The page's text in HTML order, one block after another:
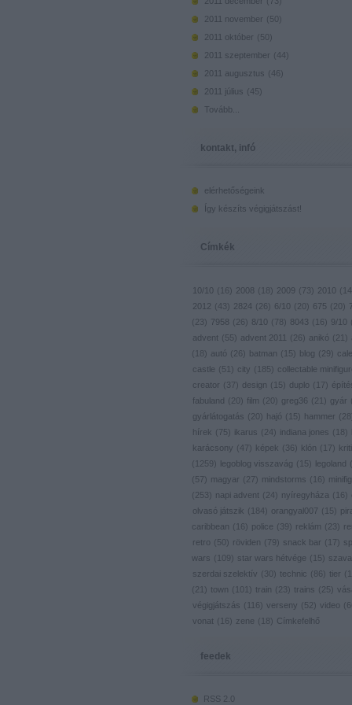
2011 november ( 50)
2011 október ( 50)
2011 szeptember ( 44)
2011 augusztus ( 46 )
2011 július ( 45)
Tovább
kontakt, infó
elérhetőségeink
Így készíts végigjátszást!
Címkék
10/10 ( 16 ) 2008 ( 18 ) 2009 ( 73) 2010 (
2012 ( 43) 2824 ( 26 ) 6/10 ( 20) 675 ( 20)
( 23) 7958 ( 26 ) 8/10 ( 78 ) 8043 ( 16 ) 9/10 (
advent ( 55) advent 2011 ( 26 ) anikó ( 21 )
(
18 ) autó ( 26 ) batman ( 15) blog ( 29)
castle ( 51 ) city ( 185) collectable
creator ( 37) design ( 15) duplo ( 17)
fabuland ( 20) film ( 20) greg36 ( 21 ) gyár (
gyárlátogatás ( 20) hajó ( 15) hammer ( 28
hírek ( 75) ikarus ( 24) indiana jones ( 18 )
karácsony ( 47) képek ( 36 ) klón ( 17)
(
1259) legoblog visszavág ( 15) legoland (
( 57) magyar ( 27) mindstorms ( 16 ) minifig
( 253) napi advent ( 24) nyíregyháza ( 16 )
olvasó játszik ( 184) orangyal007 ( 15)
caribbean ( 16 ) police ( 39) reklám ( 23)
retro ( 50) röviden ( 79) snack bar ( 17)
wars ( 109) star wars hétvége ( 15)
szerdai szelektív ( 30) technic ( 86 ) tier (
( 21 ) town ( 101 ) train ( 23) trains ( 25)
végigjátszás ( 116 ) verseny ( 52) video (
vonat ( 16 ) zene ( 18 ) Címkefelhő
feedek
RSS 2.0